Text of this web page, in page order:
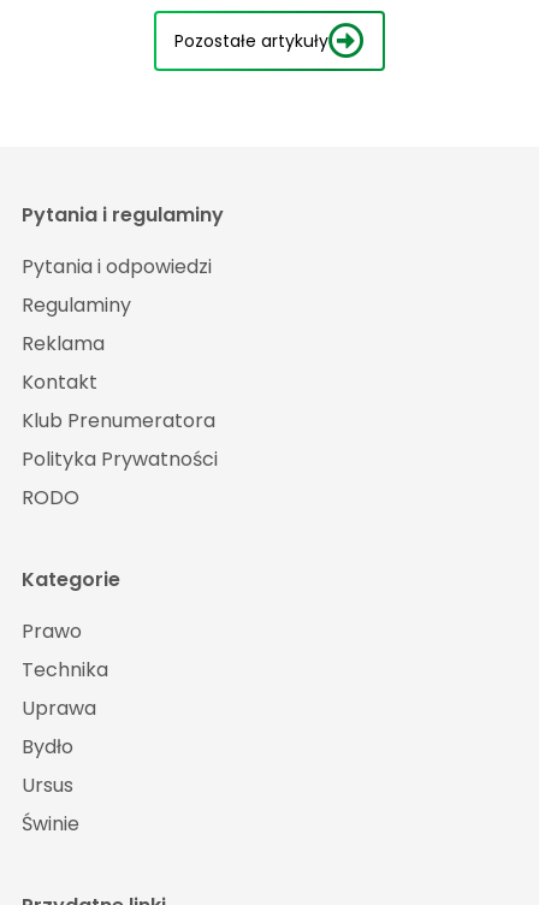
Pozostałe artykuły
Pytania i regulaminy
Pytania i odpowiedzi
Regulaminy
Reklama
Kontakt
Klub Prenumeratora
Polityka Prywatności
RODO
Kategorie
Prawo
Technika
Uprawa
Bydło
Ursus
Świnie